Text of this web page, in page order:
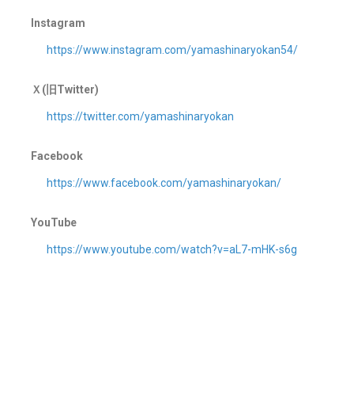
Instagram
https://www.instagram.com/yamashinaryokan54/
Ｘ(旧Twitter)
https://twitter.com/yamashinaryokan
Facebook
https://www.facebook.com/yamashinaryokan/
YouTube
https://www.youtube.com/watch?v=aL7-mHK-s6g